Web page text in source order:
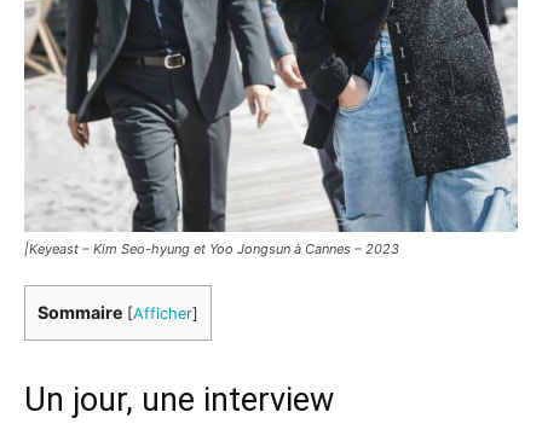
|Keyeast – Kim Seo-hyung et Yoo Jongsun à Cannes – 2023
Sommaire [Afficher]
Un jour, une interview